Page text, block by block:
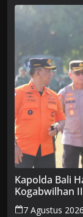
Kapolda Bali
Kogabwilhan
Bencana
7 Agustus 2026